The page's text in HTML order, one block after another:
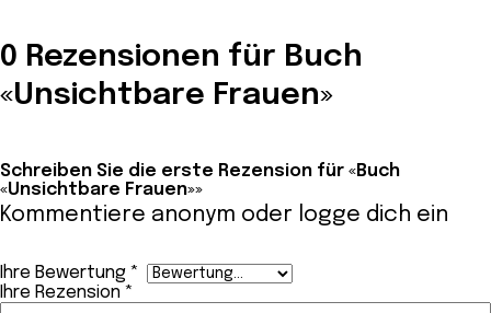
0 Rezensionen für Buch
«Unsichtbare Frauen»
Schreiben Sie die erste Rezension für «Buch
«Unsichtbare Frauen»»
Kommentiere anonym oder logge dich ein
Ihre Bewertung *
Ihre Rezension *